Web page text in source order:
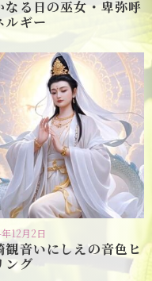
なる日の巫女・卑弥呼
ルギー
12月2日
観音いにしえの音色ヒ
ング